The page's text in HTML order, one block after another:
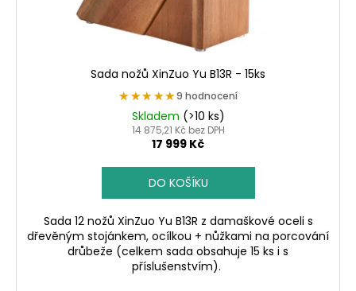
Sada nožů XinZuo Yu B13R - 15ks
★★★★★
★★★★★9 hodnocení
Skladem (>10 ks)
14 875,21 Kč bez DPH
17 999 Kč
DO KOŠÍKU
Sada 12 nožů XinZuo Yu B13R z damaškové oceli s
dřevěným stojánkem, ocílkou + nůžkami na porcování
drůbeže (celkem sada obsahuje 15 ks i s
příslušenstvím).